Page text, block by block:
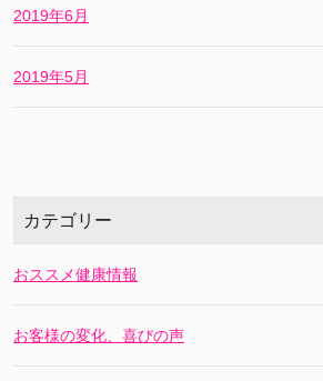
2019年6月
2019年5月
カテゴリー
おススメ健康情報
お客様の変化、喜びの声